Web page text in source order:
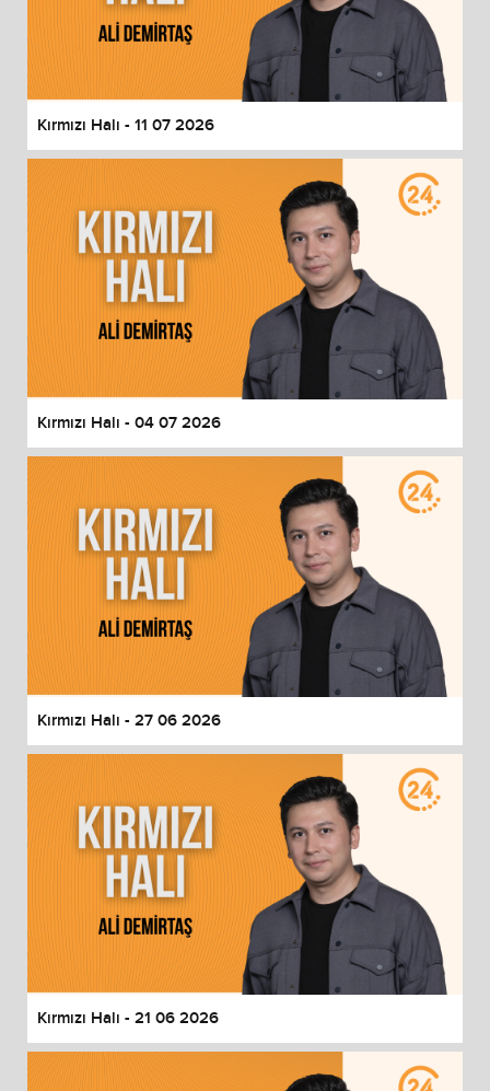
Kırmızı Halı - 11 07 2026
Kırmızı Halı - 04 07 2026
Kırmızı Halı - 27 06 2026
Kırmızı Halı - 21 06 2026